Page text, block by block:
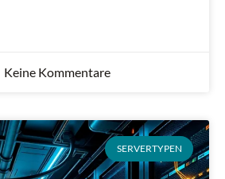
Keine Kommentare
SERVERTYPEN